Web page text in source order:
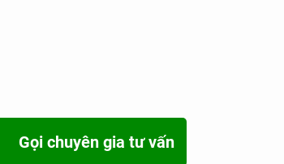
Gọi chuyên gia tư vấn